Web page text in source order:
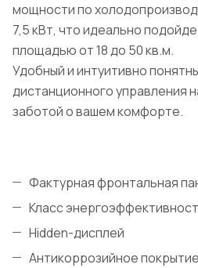
мощности по
7,5 кВт, что идеально
площадью от 18 до 50 кв.м.
Удобный и интуитивно
дистанционного управления
заботой о вашем комфорте.
Фактурная фронтальная
Класс
Hidden-дисплей
Антикоррозийное